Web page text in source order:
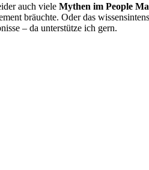
auch viele Mythen im People
bräuchte. Oder das
– da unterstütze ich gern.